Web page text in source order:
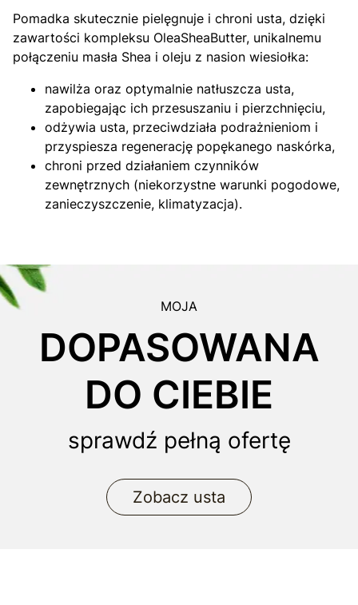
Pomadka skutecznie pielęgnuje i chroni usta, dzięki
zawartości kompleksu OleaSheaButter, unikalnemu
połączeniu masła Shea i oleju z nasion wiesiołka:
nawilża oraz optymalnie natłuszcza usta,
zapobiegając ich przesuszaniu i pierzchnięciu,
odżywia usta, przeciwdziała podrażnieniom i
przyspiesza regenerację popękanego naskórka,
chroni przed działaniem czynników
zewnętrznych (niekorzystne warunki pogodowe,
zanieczyszczenie, klimatyzacja).
MOJA
DOPASOWANA
DO CIEBIE
sprawdź pełną ofertę
Zobacz usta